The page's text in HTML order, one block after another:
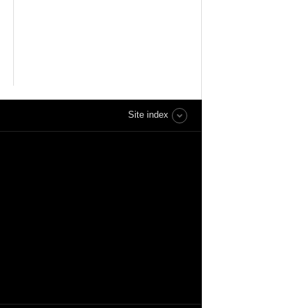
Site index